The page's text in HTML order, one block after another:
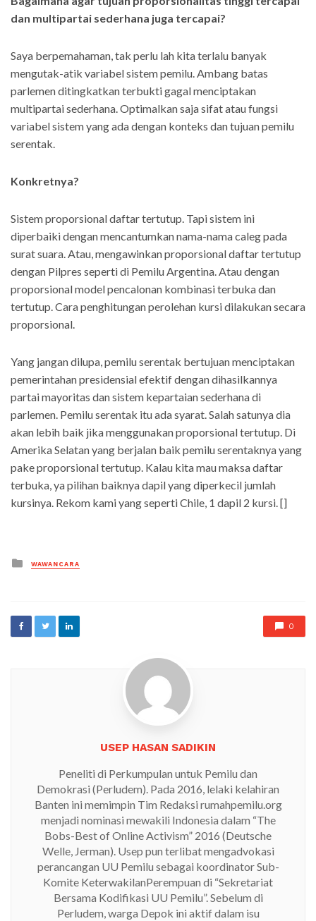
dan multipartai sederhana juga tercapai?
Saya berpemahaman, tak perlu lah kita terlalu banyak
mengutak-atik variabel sistem pemilu. Ambang batas
parlemen ditingkatkan terbukti gagal menciptakan
multipartai sederhana. Optimalkan saja sifat atau fungsi
variabel sistem yang ada dengan konteks dan tujuan pemilu
serentak.
Konkretnya?
Sistem proporsional daftar tertutup. Tapi sistem ini
diperbaiki dengan mencantumkan nama-nama caleg pada
surat suara. Atau, mengawinkan proporsional daftar tertutup
dengan Pilpres seperti di Pemilu Argentina. Atau dengan
proporsional model pencalonan kombinasi terbuka dan
tertutup. Cara penghitungan perolehan kursi dilakukan secara
proporsional.
Yang jangan dilupa, pemilu serentak bertujuan menciptakan
pemerintahan presidensial efektif dengan dihasilkannya
partai mayoritas dan sistem kepartaian sederhana di
parlemen. Pemilu serentak itu ada syarat. Salah satunya dia
akan lebih baik jika menggunakan proporsional tertutup. Di
Amerika Selatan yang berjalan baik pemilu serentaknya yang
pake proporsional tertutup. Kalau kita mau maksa daftar
terbuka, ya pilihan baiknya dapil yang diperkecil jumlah
kursinya. Rekom kami yang seperti Chile, 1 dapil 2 kursi. []
Posted
in
WAWANCARA
0
USEP HASAN SADIKIN
Peneliti di Perkumpulan untuk Pemilu dan
Demokrasi (Perludem). Pada 2016, lelaki kelahiran
Banten ini memimpin Tim Redaksi rumahpemilu.org
menjadi nominasi mewakili Indonesia dalam “The
Bobs-Best of Online Activism” 2016 (Deutsche
Welle, Jerman). Usep pun terlibat mengadvokasi
perancangan UU Pemilu sebagai koordinator Sub-
Komite KeterwakilanPerempuan di “Sekretariat
Bersama Kodifikasi UU Pemilu”. Sebelum di
Perludem, warga Depok ini aktif dalam isu